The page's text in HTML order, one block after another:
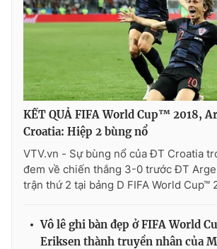
KẾT QUẢ FIFA World Cup™ 2018,
Croatia: Hiệp 2 bùng nổ
VTV.vn - Sự bùng nổ của ĐT Croatia
đem về chiến thắng 3-0 trước ĐT
trận thứ 2 tại bảng D FIFA World Cup™
Vô lê ghi bàn đẹp ở FIFA World
Eriksen thành truyền nhân của